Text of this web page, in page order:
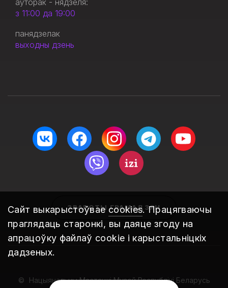
Сайт выкарыстоўвае cookies. Працягваючы
праглядаць старонкі, вы даяце згоду на
апрацоўку файлаў cookie і карыстальніцкіх
дадзеных.
аўторак - нядзеля:
з 11:00 да 19:00
панядзелак
выходны дзень
ЗВАРОТЫ ГРАМАДЗЯН
Нацыянальны Мастацкі Музей Рэспублікі Беларусь